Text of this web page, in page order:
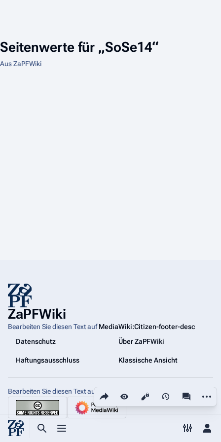
Suche aufrufen
Menü aufrufen Toggle
Seitenwerte für „SoSe14“
Aus ZaPFWiki
Diese Seite teilen
Ansichten
ZaPFWiki
Bearbeiten Sie diesen Text aufMediaWiki:Citizen-footer-desc
Datenschutz
Über ZaPFWiki
Haftungsausschluss Klassische Ansicht
Bearbeiten Sie diesen Text auf MediaWiki:Citizen-footer-tagline